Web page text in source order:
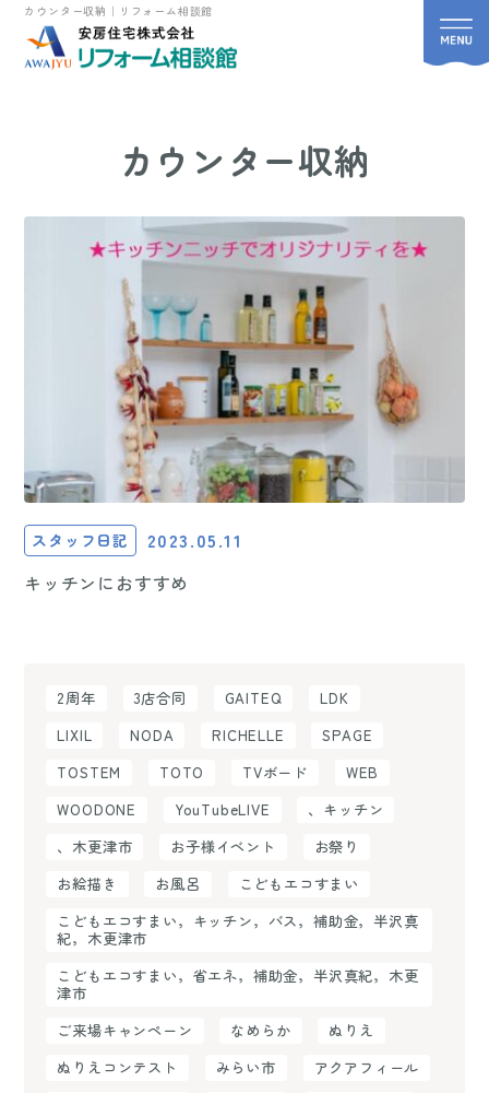
カウンター収納｜リフォーム相談館
カウンター収納
スタッフ日記 2023.05.11
キッチンにおすすめ
2周年 3店合同 GAITEQ
LDK
LIXIL
NODA RICHELLE
SPAGE
TOSTEM
TOTO TVボード
WEB
WOODONE
YouTubeLIVE
、キッチン
、木更津市
お子様イベント
お祭り
お絵描き
お風呂
こどもエコすまい
こどもエコすまい，キッチン，バス，補助金，半沢真
紀，木更津市
こどもエコすまい，省エネ，補助金，半沢真紀，木更
津市
ご来場キャンペーン
なめらか
ぬりえ
ぬりえコンテスト
みらい市
アクアフィール